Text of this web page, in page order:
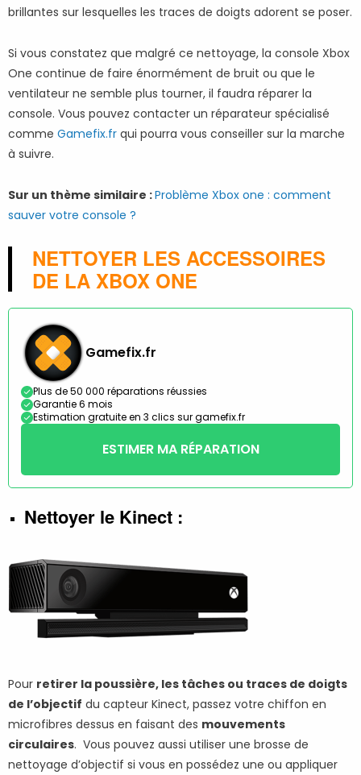
brillantes sur lesquelles les traces de doigts adorent se poser.
Si vous constatez que malgré ce nettoyage, la console Xbox
One continue de faire énormément de bruit ou que le
ventilateur ne semble plus tourner, il faudra réparer la
console. Vous pouvez contacter un réparateur spécialisé
comme Gamefix.fr qui pourra vous conseiller sur la marche
à suivre.
Sur un thème similaire :Problème Xbox one : comment
sauver votre console ?
NETTOYER LES ACCESSOIRES
DE LA XBOX ONE
Gamefix.fr
Plus de 50 000 réparations réussies
Garantie 6 mois
Estimation gratuite en 3 clics sur gamefix.fr
ESTIMER MA RÉPARATION
Nettoyer le Kinect :
Pour retirer la poussière, les tâches ou traces de doigts
de l’objectif du capteur Kinect, passez votre chiffon en
microfibres dessus en faisant des mouvements
circulaires. Vous pouvez aussi utiliser une brosse de
nettoyage d’objectif si vous en possédez une ou appliquer